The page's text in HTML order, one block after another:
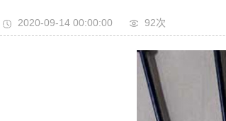
2020-09-14 00:00:00 92次